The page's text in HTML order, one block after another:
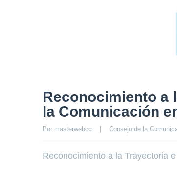
Reconocimiento a
la Comunicación
Por masterwebcc Consejo de la
Reconocimiento a la Trayectoria